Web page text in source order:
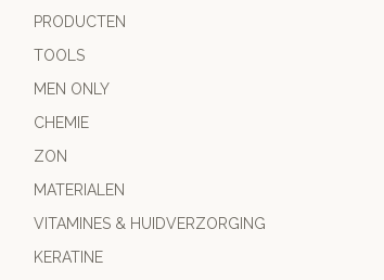
PRODUCTEN
TOOLS
MEN ONLY
CHEMIE
ZON
MATERIALEN
VITAMINES & HUIDVERZORGING
KERATINE